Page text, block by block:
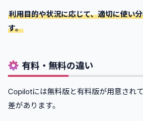
利用目的や状況に応じて、適切に使い
す。
有料・無料の違い
Copilotには無料版と有料版が用意され
差があります。